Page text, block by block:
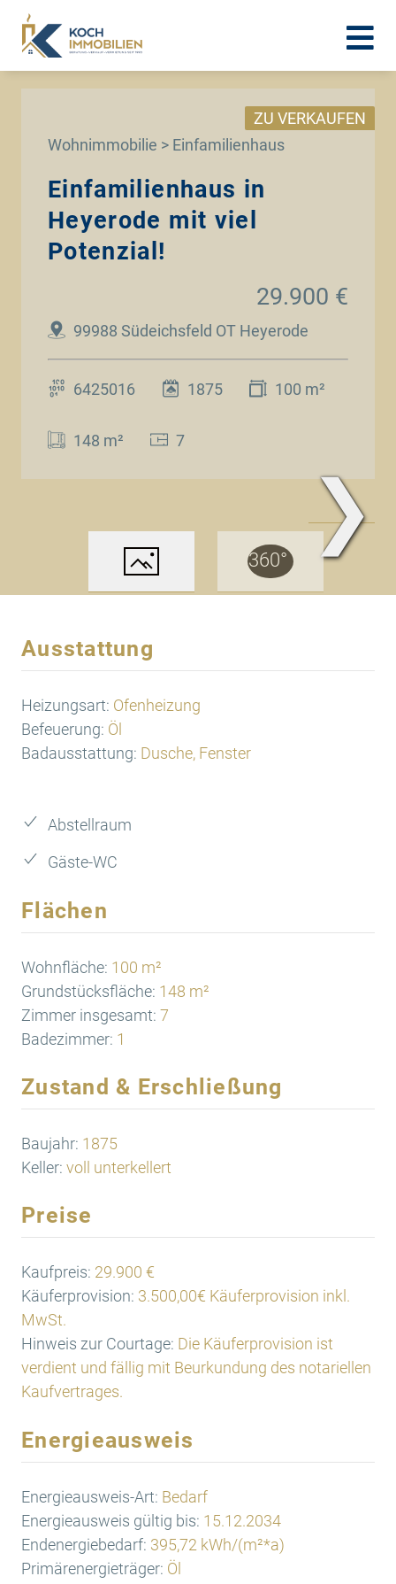
Wohnimmobilie > Einfamilienhaus
ZU VERKAUFEN
Einfamilienhaus in
Heyerode mit viel
Potenzial!
99988 Südeichsfeld OT Heyerode
29.900 €
6425016 1875 100 m²
148 m² 7
❯
Ausstattung
Heizungsart: Ofenheizung
Befeuerung: Öl
Badausstattung: Dusche, Fenster
Abstellraum
Gäste-WC
Flächen
Wohnfläche: 100 m²
Grundstücksfläche: 148 m²
Zimmer insgesamt: 7
Badezimmer: 1
Zustand & Erschließung
Baujahr: 1875
Keller: voll unterkellert
Preise
Kaufpreis: 29.900 €
Käuferprovision: 3.500,00€ Käuferprovision inkl.
MwSt.
Hinweis zur Courtage: Die Käuferprovision ist
verdient und fällig mit Beurkundung des notariellen
Kaufvertrages.
Energieausweis
Energieausweis-Art: Bedarf
Energieausweis gültig bis: 15.12.2034
Endenergiebedarf: 395,72 kWh/(m²*a)
Primärenergieträger: Öl